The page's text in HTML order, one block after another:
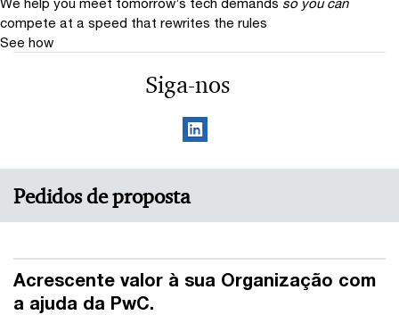
compete at a speed that rewrites the rules
See how
Siga-nos
Pedidos de proposta
Acrescente valor à sua Organização com
a ajuda da PwC.